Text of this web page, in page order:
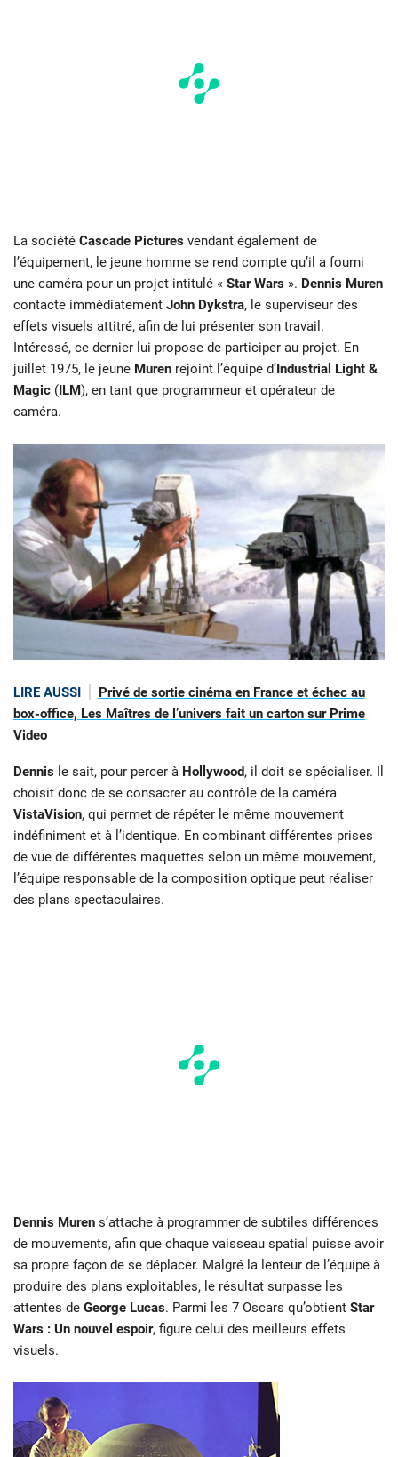
La société Cascade Pictures vendant également de
l’équipement, le jeune homme se rend compte qu’il a fourni
une caméra pour un projet intitulé « Star Wars ». Dennis Muren
contacte immédiatement John Dykstra, le superviseur des
effets visuels attitré, afin de lui présenter son travail.
Intéressé, ce dernier lui propose de participer au projet. En
juillet 1975, le jeune Muren rejoint l’équipe d’ Industrial Light &
Magic ( ILM), en tant que programmeur et opérateur de
caméra.
LIRE AUSSI
Privé de sortie cinéma en France et échec au
box-office, Les Maîtres de l’univers fait un carton sur Prime
Video
Dennis le sait, pour percer à Hollywood, il doit se spécialiser. Il
choisit donc de se consacrer au contrôle de la caméra
VistaVision, qui permet de répéter le même mouvement
indéfiniment et à l’identique. En combinant différentes prises
de vue de différentes maquettes selon un même mouvement,
l’équipe responsable de la composition optique peut réaliser
des plans spectaculaires.
Dennis Muren s’attache à programmer de subtiles différences
de mouvements, afin que chaque vaisseau spatial puisse avoir
sa propre façon de se déplacer. Malgré la lenteur de l’équipe à
produire des plans exploitables, le résultat surpasse les
attentes de George Lucas. Parmi les 7 Oscars qu’obtient Star
Wars : Un nouvel espoir, figure celui des meilleurs effets
visuels.